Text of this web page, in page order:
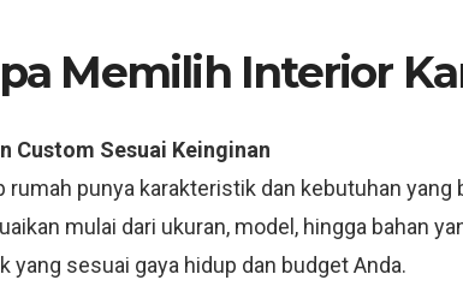
Memilih Interior
Custom Sesuai Keinginan
rumah punya karakteristik dan kebutuhan
mulai dari ukuran, model, hingga bahan
yang sesuai gaya hidup dan budget Anda.